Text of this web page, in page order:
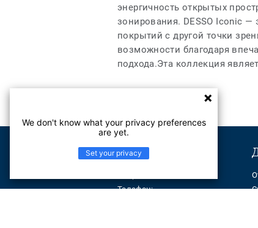
энергичность открытых
зонирования. DESSO Iconic
покрытий с другой точки
возможности благодаря
подхода.Эта коллекция
Поддержка
Телефон:
We don't know what your privacy preferences
are yet.
Set your privacy